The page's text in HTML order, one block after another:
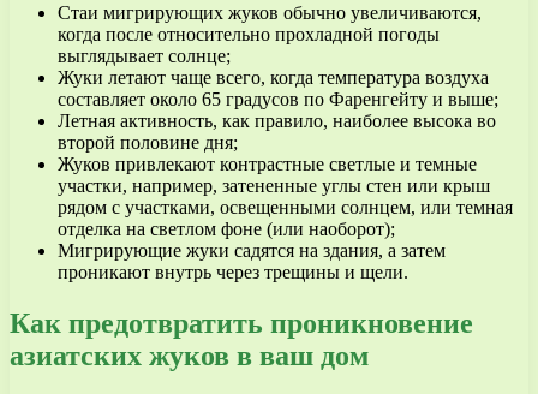
Стаи мигрирующих жуков обычно увеличиваются,
когда после относительно прохладной погоды
выглядывает солнце;
Жуки летают чаще всего, когда температура воздуха
составляет около 65 градусов по Фаренгейту и выше;
Летная активность, как правило, наиболее высока во
второй половине дня;
Жуков привлекают контрастные светлые и темные
участки, например, затененные углы стен или крыш
рядом с участками, освещенными солнцем, или темная
отделка на светлом фоне (или наоборот);
Мигрирующие жуки садятся на здания, а затем
проникают внутрь через трещины и щели.
Как предотвратить проникновение
азиатских жуков в ваш дом